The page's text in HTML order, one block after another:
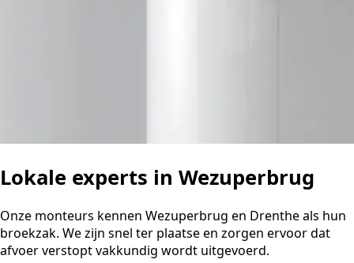
Lokale experts in Wezuperbrug
Onze monteurs kennen Wezuperbrug en Drenthe als hun
broekzak. We zijn snel ter plaatse en zorgen ervoor dat
afvoer verstopt vakkundig wordt uitgevoerd.